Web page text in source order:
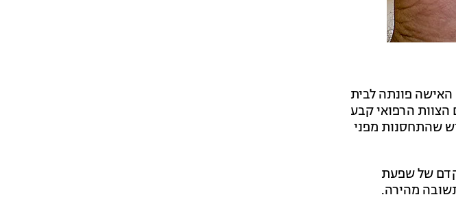
פונתה לבית
הרפואי קבע
שהתחסנות מפני
של שפעת
מהירה.